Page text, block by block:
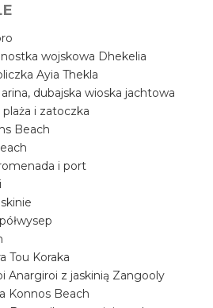
wojskowa Dhekelia
Ayia Thekla
dubajska wioska jachtowa
i zatoczka
Beach
i port
Tou Koraka
Anargiroi z jaskinią Zangooly
Konnos Beach